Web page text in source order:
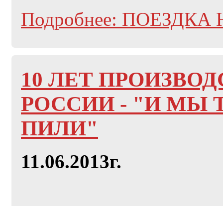
Подробнее:
10 ЛЕТ
РОССИИ - "И МЫ
ПИЛИ"
11.06.2013г.